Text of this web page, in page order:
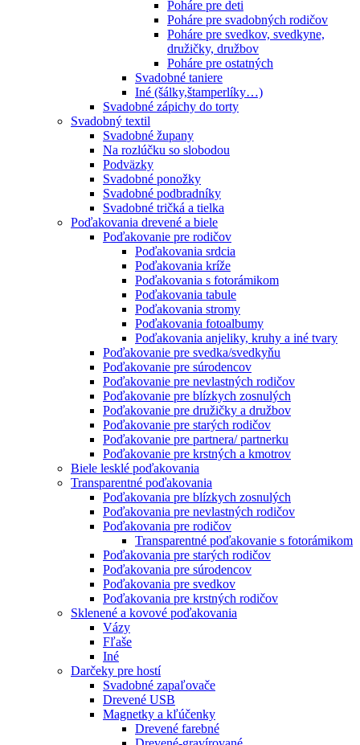
Poháre pre deti
Poháre pre svadobných rodičov
Poháre pre svedkov, svedkyne,
družičky, družbov
Poháre pre ostatných
Svadobné taniere
Iné (šálky,štamperlíky…)
Svadobné zápichy do torty
Svadobný textil
Svadobné župany
Na rozlúčku so slobodou
Podväzky
Svadobné ponožky
Svadobné podbradníky
Svadobné tričká a tielka
Poďakovania drevené a biele
Poďakovanie pre rodičov
Poďakovania srdcia
Poďakovania kríže
Poďakovania s fotorámikom
Poďakovania tabule
Poďakovania stromy
Poďakovania fotoalbumy
Poďakovania anjeliky, kruhy a iné tvary
Poďakovanie pre svedka/svedkyňu
Poďakovanie pre súrodencov
Poďakovanie pre nevlastných rodičov
Poďakovanie pre blízkych zosnulých
Poďakovanie pre družičky a družbov
Poďakovanie pre starých rodičov
Poďakovanie pre partnera/ partnerku
Poďakovanie pre krstných a kmotrov
Biele lesklé poďakovania
Transparentné poďakovania
Poďakovania pre blízkych zosnulých
Poďakovania pre nevlastných rodičov
Poďakovania pre rodičov
Transparentné poďakovanie s fotorámikom
Poďakovania pre starých rodičov
Poďakovania pre súrodencov
Poďakovania pre svedkov
Poďakovania pre krstných rodičov
Sklenené a kovové poďakovania
Vázy
Fľaše
Iné
Darčeky pre hostí
Svadobné zapaľovače
Drevené USB
Magnetky a kľúčenky
Drevené farebné